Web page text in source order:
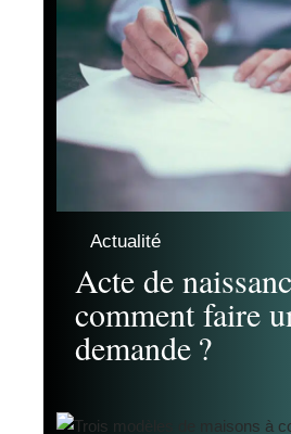
Actualité
Acte de
comment faire
demande ?